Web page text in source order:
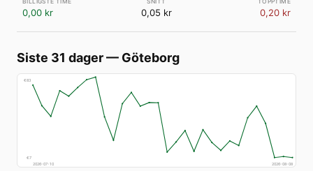
0,00 kr 0,05 kr 0,20 kr
Siste 31 dager— Göteborg
€83
€7
2026-07-10
2026-08-08